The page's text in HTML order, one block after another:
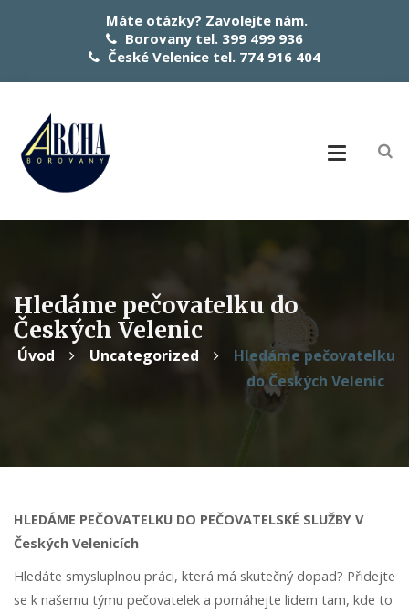
Máte otázky? Zavolejte nám.
Borovany tel. 399 499 936
České Velenice tel. 774 916 404
Hledáme pečovatelku do
Českých Velenic
Úvod Uncategorized
Hledáme pečovatelku
do Českých Velenic
HLEDÁME PEČOVATELKU DO PEČOVATELSKÉ SLUŽBY V
Českých Velenicích
Hledáte smysluplnou práci, která má skutečný dopad? Přidejte
se k našemu týmu pečovatelek a pomáhejte lidem tam, kde to